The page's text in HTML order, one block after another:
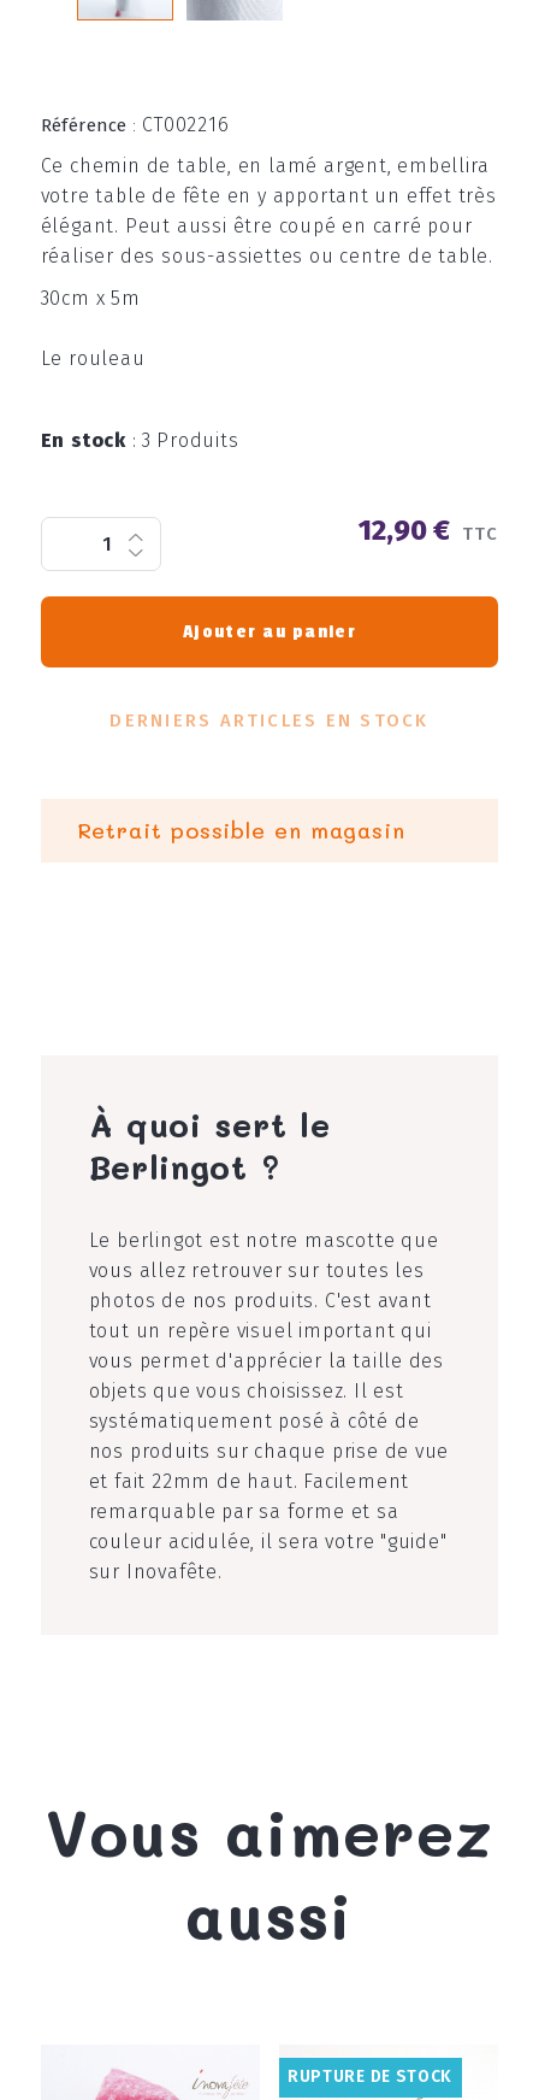
Référence : CT002216
Ce chemin de table, en lamé argent, embellira
votre table de fête en y apportant un effet très
élégant. Peut aussi être coupé en carré pour
réaliser des sous-assiettes ou centre de table.
30cm x 5m
Le rouleau
En stock: 3 Produits
12,90 € TTC
Ajouter au panier
DERNIERS ARTICLES EN STOCK
Retrait possible en magasin
À quoi sert le
Berlingot ?
Le berlingot est notre mascotte que
vous allez retrouver sur toutes les
photos de nos produits. C'est avant
tout un repère visuel important qui
vous permet d'apprécier la taille des
objets que vous choisissez. Il est
systématiquement posé à côté de
nos produits sur chaque prise de vue
et fait 22mm de haut. Facilement
remarquable par sa forme et sa
couleur acidulée, il sera votre "guide"
sur Inovafête.
Vous aimerez
aussi
RUPTURE DE STOCK